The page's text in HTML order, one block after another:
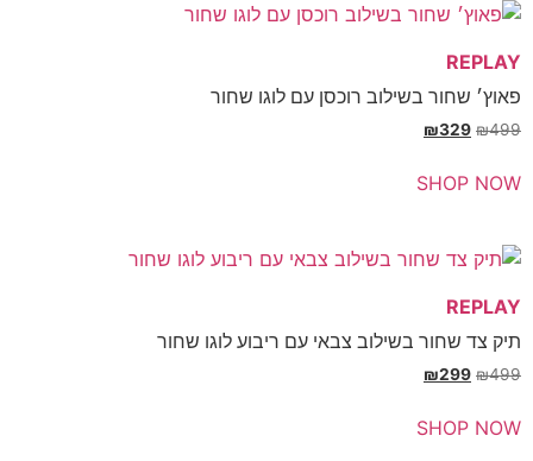
שחור בשילוב רוכסן עם לוגו שחור
₪
₪329
SHOP
שחור בשילוב צבאי עם ריבוע לוגו שחור
₪
₪299
SHOP